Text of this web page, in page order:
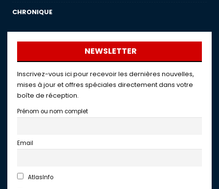
CHRONIQUE
NEWSLETTER
Inscrivez-vous ici pour recevoir les dernières nouvelles,
mises à jour et offres spéciales directement dans votre
boîte de réception.
Prénom ou nom complet
Email
AtlasInfo